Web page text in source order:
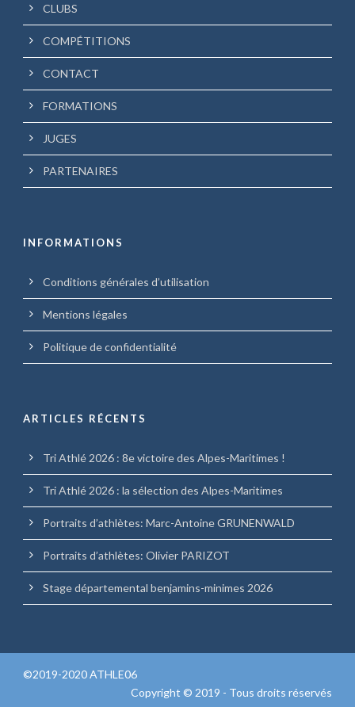
CLUBS
COMPÉTITIONS
CONTACT
FORMATIONS
JUGES
PARTENAIRES
INFORMATIONS
Conditions générales d’utilisation
Mentions légales
Politique de confidentialité
ARTICLES RÉCENTS
Tri Athlé 2026 : 8e victoire des Alpes-Maritimes !
Tri Athlé 2026 : la sélection des Alpes-Maritimes
Portraits d’athlètes: Marc-Antoine GRUNENWALD
Portraits d’athlètes: Olivier PARIZOT
Stage départemental benjamins-minimes 2026
©2019-2020 ATHLE06
Copyright © 2019 - Tous droits réservés